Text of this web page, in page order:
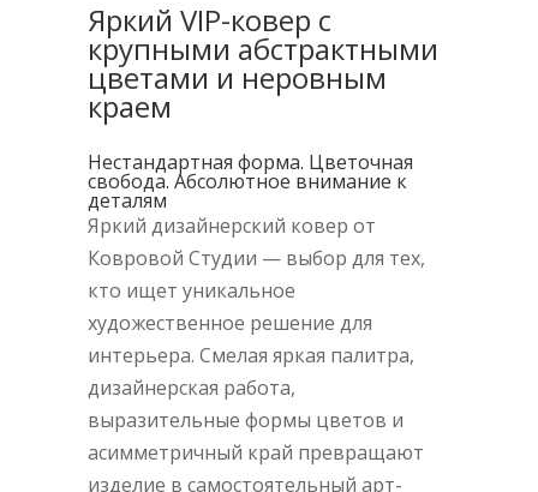
Яркий VIP-ковер с
крупными абстрактными
цветами и неровным
краем
Нестандартная форма. Цветочная
свобода. Абсолютное внимание к
деталям
Яркий дизайнерский ковер от
Ковровой Студии — выбор для тех,
кто ищет уникальное
художественное решение для
интерьера. Смелая яркая палитра,
дизайнерская работа,
выразительные формы цветов и
асимметричный край превращают
изделие в самостоятельный арт-